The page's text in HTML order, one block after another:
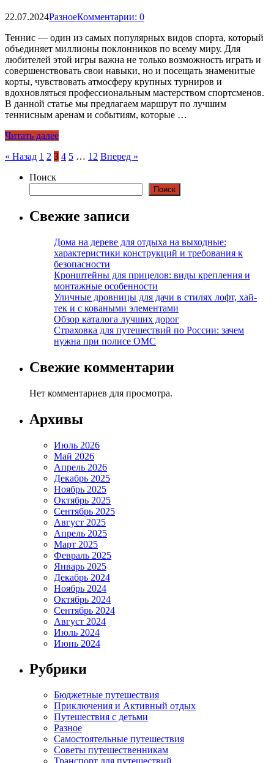
22.07.2024РазноеКомментарии: 0
Теннис — один из самых популярных видов спорта, который
объединяет миллионы поклонников по всему миру. Для
любителей этой игры важна не только возможность играть и
совершенствовать свои навыки, но и посещать знаменитые
корты, чувствовать атмосферу крупных турниров и
вдохновляться профессиональным мастерством спортсменов.
В данной статье мы предлагаем маршрут по лучшим
теннисным аренам и событиям, которые …
Читать далее
Пагинация
записей
« Назад 1 2 3 4 5 … 12 Вперед »
Поиск
Поиск
Свежие записи
Дома на дереве для отдыха на выходные:
характеристики конструкций и требования к
безопасности
Кронштейны для прицелов: виды крепления и
монтажные особенности
Уличные дровницы для дачи в стилях лофт, хай-
тек и с коваными элементами
Обзор каталога лучших дорог
Страховка для путешествий по России: зачем
нужна при полисе ОМС
Свежие комментарии
Нет комментариев для просмотра.
Архивы
Июль 2026
Май 2026
Апрель 2026
Декабрь 2025
Ноябрь 2025
Октябрь 2025
Сентябрь 2025
Август 2025
Апрель 2025
Март 2025
Февраль 2025
Январь 2025
Декабрь 2024
Ноябрь 2024
Октябрь 2024
Сентябрь 2024
Август 2024
Июль 2024
Июнь 2024
Рубрики
Бюджетные путешествия
Приключения и Активный отдых
Путешествия с детьми
Разное
Самостоятельные путешествия
Советы путешественникам